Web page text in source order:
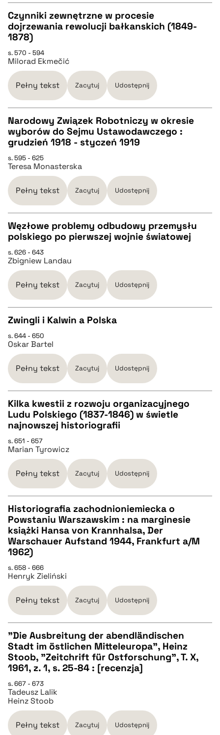
CZYSTY TEKST
pobierz cytat
BIBTEX
pobierz cytat
Czynniki zewnętrzne w procesie
dojrzewania rewolucji bałkanskich (1849-
1878)
s. 570 - 594
Milorad Ekmečić
Pełny tekst Zacytuj Udostępnij
CZYSTY TEKST
pobierz cytat
BIBTEX
pobierz cytat
Narodowy Związek Robotniczy w okresie
wyborów do Sejmu Ustawodawczego :
grudzień 1918 - styczeń 1919
s. 595 - 625
Teresa Monasterska
Pełny tekst Zacytuj Udostępnij
CZYSTY TEKST
pobierz cytat
BIBTEX
Węzłowe problemy odbudowy przemysłu
polskiego po pierwszej wojnie światowej
s. 626 - 643
Zbigniew Landau
Pełny tekst Zacytuj Udostępnij
CZYSTY TEKST
pobierz cytat
BIBTEX
pobierz cytat
Zwingli i Kalwin a Polska
s. 644 - 650
Oskar Bartel
Pełny tekst Zacytuj Udostępnij
CZYSTY TEKST
pobierz cytat
BIBTEX
pobierz cytat
Kilka kwestii z rozwoju organizacyjnego
Ludu Polskiego (1837-1846) w świetle
najnowszej historiografii
s. 651 - 657
Marian Tyrowicz
Pełny tekst Zacytuj Udostępnij
CZYSTY TEKST
pobierz cytat
BIBTEX
pobierz cytat
Historiografia zachodnioniemiecka o
Powstaniu Warszawskim : na marginesie
książki Hansa von Krannhalsa, Der
Warschauer Aufstand 1944, Frankfurt a/M
1962)
s. 658 - 666
Henryk Zieliński
Pełny tekst Zacytuj Udostępnij
CZYSTY TEKST
pobierz cytat
BIBTEX
"Die Ausbreitung der abendländischen
Stadt im östlichen Mitteleuropa", Heinz
Stoob, "Zeitchrift für Ostforschung", T. X,
1961, z. 1, s. 25-84 : [recenzja]
s. 667 - 673
Tadeusz Lalik
Heinz Stoob
Pełny tekst Zacytuj Udostępnij